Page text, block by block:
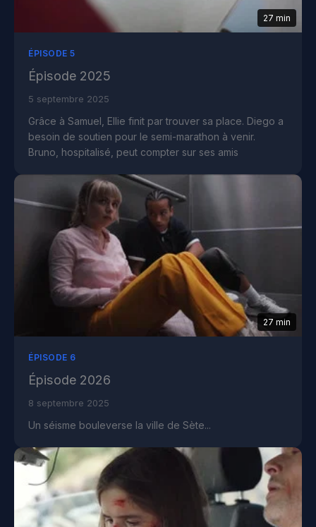
27 min
ÉPISODE 5
Épisode 2025
5 septembre 2025
Grâce à Samuel, Ellie finit par trouver sa place. Diego a
besoin de soutien pour le semi-marathon à venir.
Bruno, hospitalisé, peut compter sur ses amis
27 min
ÉPISODE 6
Épisode 2026
8 septembre 2025
Un séisme bouleverse la ville de Sète...